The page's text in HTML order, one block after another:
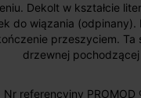
Dekolt w kształcie
do wiązania
przeszyciem.
drzewnej
Nr referencyjny